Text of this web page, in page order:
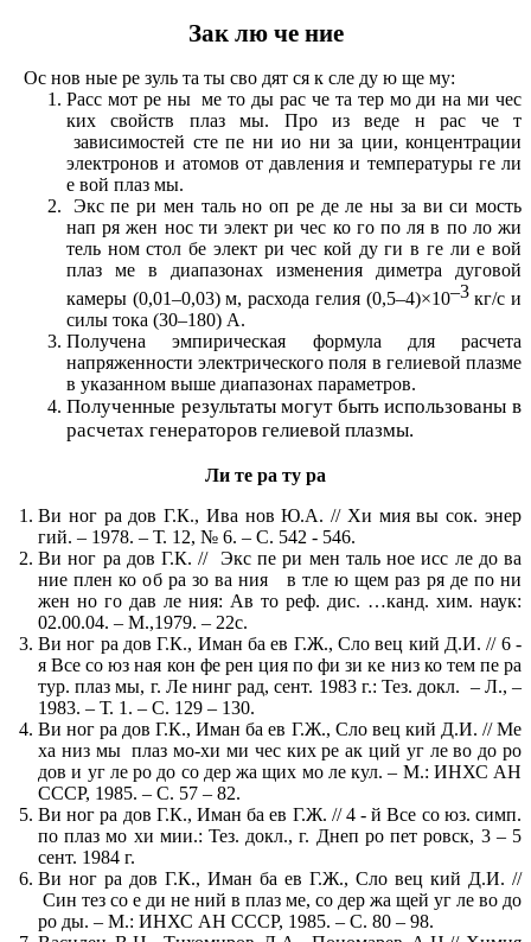
Зак лю че ние
Ос нов ные ре зуль та ты сво дят ся к сле ду ю ще му:
Расс мот ре ны ме то ды рас че та тер мо ди на ми чес
ких свойств плаз мы. Про из веде н рас че т
зависимостей сте пе ни ио ни за ции, концентрации
электронов и атомов от давления и температуры ге ли
е вой плаз мы.
Экс пе ри мен таль но оп ре де ле ны за ви си мость
нап ря жен нос ти элект ри чес ко го по ля в по ло жи
тель ном стол бе элект ри чес кой ду ги в ге ли е вой
плаз ме в диапазонах изменения диметра дуговой
камеры (0,01–0,03) м, расхода гелия (0,5–4)×10–3кг/с и
силы тока (30–180) А.
Получена эмпирическая формула для расчета
напряженности электрического поля в гелиевой плазме
в указанном выше диапазонах параметров.
Полученные результаты могут быть использованы в
расчетах генераторов гелиевой плазмы.
Ли те ра ту ра
Ви ног ра дов Г.К., Ива нов Ю.А. // Хи мия вы сок. энер
гий. – 1978. – Т. 12, № 6. – С. 542 - 546.
Ви ног ра дов Г.К. // Экс пе ри мен таль ное исс ле до ва
ние плен ко об ра зо ва ния в тле ю щем раз ря де по ни
жен но го дав ле ния: Ав то реф. дис. …канд. хим. наук:
02.00.04. – М.,1979. – 22с.
Ви ног ра дов Г.К., Иман ба ев Г.Ж., Сло вец кий Д.И. // 6 -
я Все со юз ная кон фе рен ция по фи зи ке низ ко тем пе ра
тур. плаз мы, г. Ле нинг рад, сент. 1983 г.: Тез. докл. – Л., –
1983. – Т. 1. – С. 129 – 130.
Ви ног ра дов Г.К., Иман ба ев Г.Ж., Сло вец кий Д.И. // Ме
ха низ мы плаз мо-хи ми чес ких ре ак ций уг ле во до ро
дов и уг ле ро до со дер жа щих мо ле кул. – М.: ИНХС АН
СССР, 1985. – С. 57 – 82.
Ви ног ра дов Г.К., Иман ба ев Г.Ж. // 4 - й Все со юз. симп.
по плаз мо хи мии.: Тез. докл., г. Днеп ро пет ровск, 3 – 5
сент. 1984 г.
Ви ног ра дов Г.К., Иман ба ев Г.Ж., Сло вец кий Д.И. //
Син тез со е ди не ний в плаз ме, со дер жа щей уг ле во до
ро ды. – М.: ИНХС АН СССР, 1985. – С. 80 – 98.